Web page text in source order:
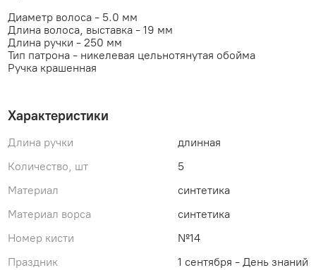
Диаметр волоса - 5.0 мм
Длина волоса, выставка - 19 мм
Длина ручки - 250 мм
Тип патрона - никелевая цельнотянутая обойма
Ручка крашенная
Характеристики
Длина ручки
длинная
Количество, шт
5
Материал
синтетика
Материал ворса
синтетика
Номер кисти
№14
Праздник
1 сентября - День знаний